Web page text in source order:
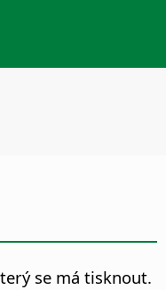
se má tisknout.